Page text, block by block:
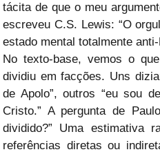
tácita de que o meu
escreveu C.S. Lewis: “O
estado mental totalmente anti-
No texto-base, vemos o
dividiu em facções. Uns
de Apolo”, outros “eu sou
Cristo.” A pergunta de
dividido?” Uma estimativa
referências diretas ou